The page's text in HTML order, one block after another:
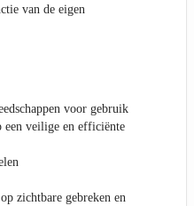
van de eigen
voor gebruik
een veilige en efficiënte
zichtbare gebreken en